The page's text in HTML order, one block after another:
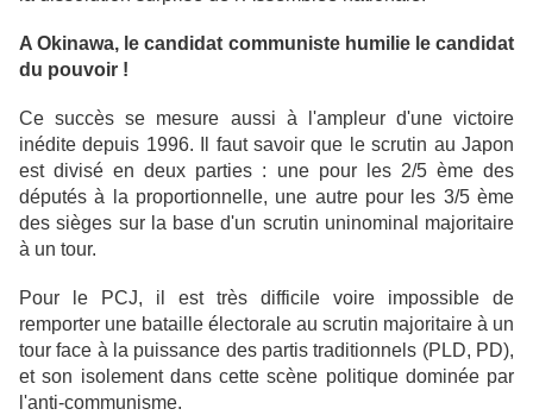
A Okinawa, le candidat communiste humilie le candidat
du pouvoir !
Ce succès se mesure aussi à l'ampleur d'une victoire
inédite depuis 1996. Il faut savoir que le scrutin au Japon
est divisé en deux parties : une pour les 2/5 ème des
députés à la proportionnelle, une autre pour les 3/5 ème
des sièges sur la base d'un scrutin uninominal majoritaire
à un tour.
Pour le PCJ, il est très difficile voire impossible de
remporter une bataille électorale au scrutin majoritaire à un
tour face à la puissance des partis traditionnels (PLD, PD),
et son isolement dans cette scène politique dominée par
l'anti-communisme.